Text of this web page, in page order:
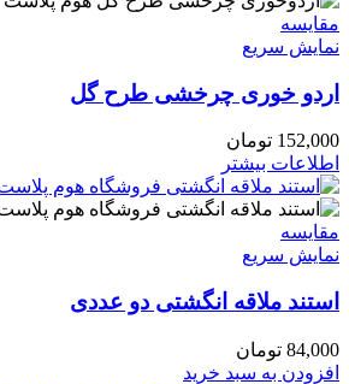
مقايسه
نمایش سریع
اردو خوری چرخشی طرح گل
152,000 تومان
اطلاعات بیشتر
مقايسه
نمایش سریع
استند ملاقه انگشتی دو عددی
84,000 تومان
افزودن به سبد خرید